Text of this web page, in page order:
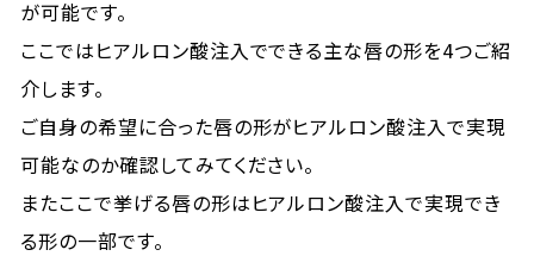
が可能です。
ここではヒアルロン酸注入でできる主な唇の形を4つご紹
介します。
ご自身の希望に合った唇の形がヒアルロン酸注入で実現
可能なのか確認してみてください。
またここで挙げる唇の形はヒアルロン酸注入で実現でき
る形の一部です。